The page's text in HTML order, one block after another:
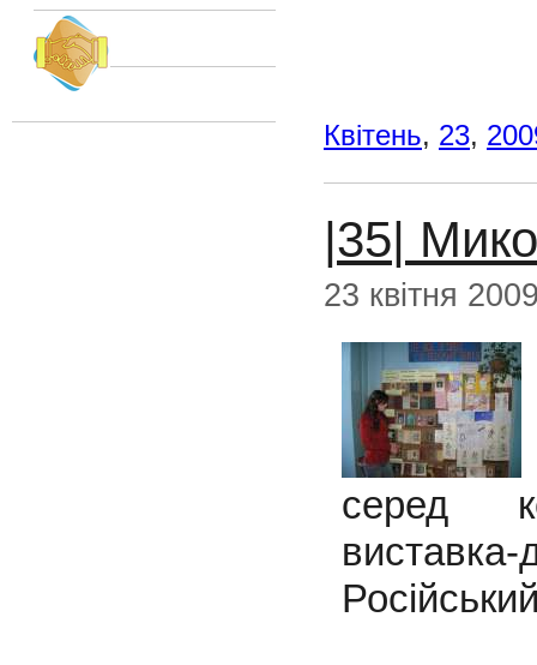
Квітень, 23,
|35|
23 квітня
серед